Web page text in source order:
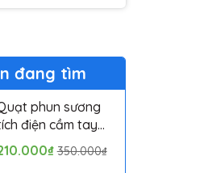
đang tìm
phun sương
điện cầm tay
có sò lạnh
MLS6212B -
350.000₫